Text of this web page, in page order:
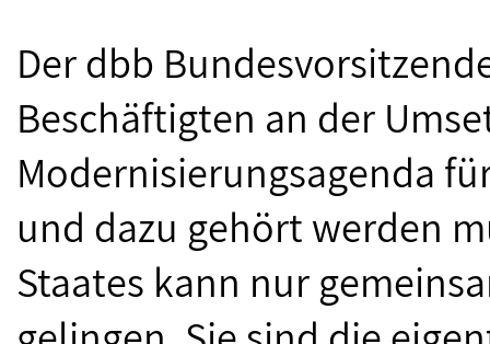
Der dbb
Beschäftigten an der
Modernisierungsagenda
und dazu gehört werden
Staates kann nur